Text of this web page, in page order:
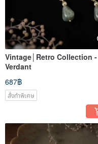
Vintage│Retro Collection -
Verdant
687฿
สั่งทำพิเศษ